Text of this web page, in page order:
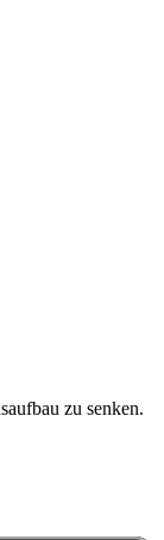
zu senken.